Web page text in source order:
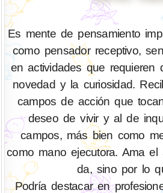
Es mente de pensamiento
como pensador receptivo,
en actividades que requieren
novedad y la curiosidad.
campos de acción que
deseo de vivir y al de
campos, más bien como
como mano ejecutora. Ama
da, sino por lo
Podría destacar en